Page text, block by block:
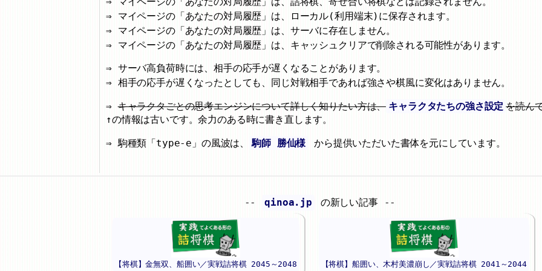
マイページの「あなたの対局履歴」は、ローカル(利用端末)に保存されます。
マイページの「あなたの対局履歴」は、サーバに存在しません。
マイページの「あなたの対局履歴」は、キャッシュクリアで削除される可能性があります。
サーバ高負荷時には、相手の応手が遅くなることがあります。
相手の応手が遅くなったとしても、同じ対戦相手であれば強さや棋風に変化はありません。
キャラクタごとの思考エンジンについて詳しく知りたい方は、 キャラクタたちの強さ設定 を読ん
↑の情報は古いです。余力のある時に書き直します。
駒種類「type-e」の風波は、 駒師 勝仙様 から提供いただいた書体を元にしています。